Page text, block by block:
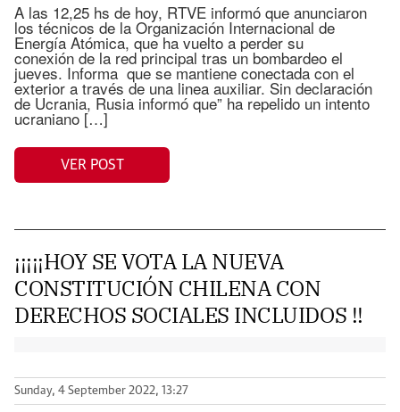
A las 12,25 hs de hoy, RTVE informó que anunciaron
los técnicos de la Organización Internacional de
Energía Atómica, que ha vuelto a perder su
conexión de la red principal tras un bombardeo el
jueves. Informa que se mantiene conectada con el
exterior a través de una linea auxiliar. Sin declaración
de Ucrania, Rusia informó que” ha repelido un intento
ucraniano […]
VER POST
¡¡¡¡¡HOY SE VOTA LA NUEVA
CONSTITUCIÓN CHILENA CON
DERECHOS SOCIALES INCLUIDOS !!
Sunday, 4 September 2022, 13:27